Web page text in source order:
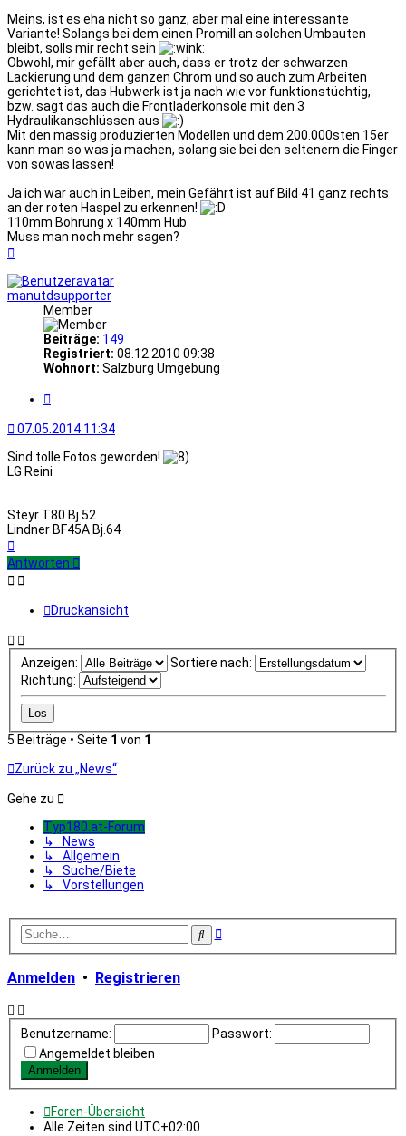
Meins, ist es eha nicht so ganz, aber mal eine interessante
Variante! Solangs bei dem einen Promill an solchen Umbauten
bleibt, solls mir recht sein
Obwohl, mir gefällt aber auch, dass er trotz der schwarzen
Lackierung und dem ganzen Chrom und so auch zum Arbeiten
gerichtet ist, das Hubwerk ist ja nach wie vor funktionstüchtig,
bzw. sagt das auch die Frontladerkonsole mit den 3
Hydraulikanschlüssen aus
Mit den massig produzierten Modellen und dem 200.000sten 15er
kann man so was ja machen, solang sie bei den seltenern die Finger
von sowas lassen!
Ja ich war auch in Leiben, mein Gefährt ist auf Bild 41 ganz rechts
an der roten Haspel zu erkennen!
110mm Bohrung x 140mm Hub
Muss man noch mehr sagen?
manutdsupporter
Member
Beiträge: 149
Registriert: 08.12.2010 09:38
Wohnort: Salzburg Umgebung
07.05.2014 11:34
Sind tolle Fotos geworden!
LG Reini
Steyr T80 Bj.52
Lindner BF45A Bj.64
oben
Antworten
Druckansicht
Anzeigen:
Sortiere nach:
Richtung:
5 Beiträge • Seite 1 von 1
Zurück zu „News“
Gehe zu
Typ180.at-Forum
↳ News
↳ Allgemein
↳ Suche/Biete
↳ Vorstellungen
SucheErweiterte
Anmelden • Registrieren
Benutzername:
Passwort:
Angemeldet bleiben
Foren-Übersicht
Alle Zeiten sind UTC+02:00